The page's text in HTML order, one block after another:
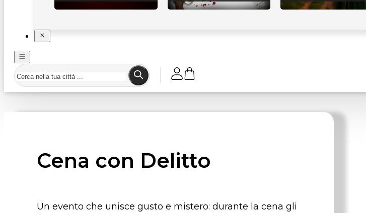
Cena con Delitto
Un evento che unisce gusto e mistero: durante la cena gli